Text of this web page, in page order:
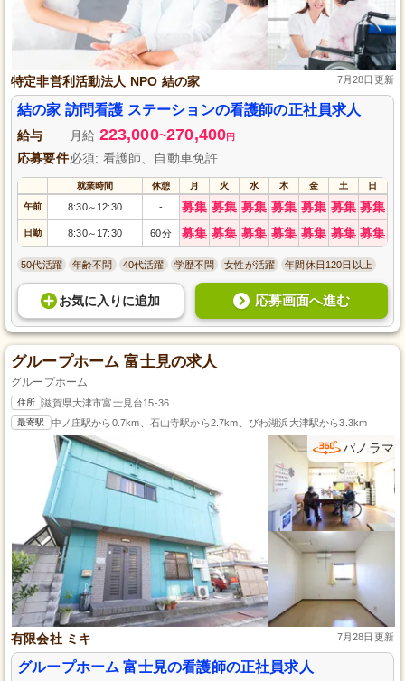
特定非営利活動法人 NPO 結の家 7月28日更新
結の家 訪問看護 ステーションの看護師の正社員求人
給与 月給 223,000~270,400円
応募要件必須: 看護師、自動車免許
就業時間 休憩 月 火 水 木 金 土 日
午前 8:30～ 12:30 - 募集 募集 募集 募集 募集 募集 募集
日勤 8:30～ 17:30 60分 募集 募集 募集 募集 募集 募集 募集
50代活躍 年齢不問 40代活躍 学歴不問 女性が活躍 年間休日120日以上
お気に入り に追加 応募画面へ進む
グループホーム 富士見の求人
グループホーム
住所 滋賀県大津市富士見台15-36
最寄駅 中ノ庄駅から0.7km、石山寺駅から2.7km、びわ湖浜大津駅から3.3km
パノラマ
有限会社 ミキ 7月28日更新
グループホーム 富士見の看護師の正社員求人